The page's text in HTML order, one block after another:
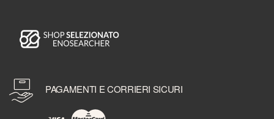
PAGAMENTI E CORRIERI SICURI